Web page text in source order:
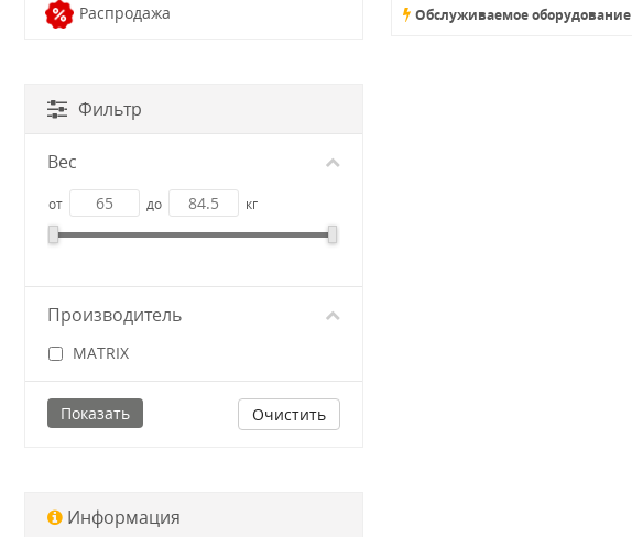
Обслуживаемое оборудование
Распродажа
Фильтр
Вес
от до кг
Производитель
MATRIX
Очистить
Информация